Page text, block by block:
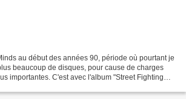
au début des années 90, période où pourtant je
beaucoup de disques, pour cause de charges
importantes. C'est avec l'album "Street Fighting